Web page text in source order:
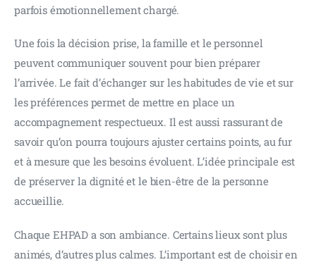
parfois émotionnellement chargé.
Une fois la décision prise, la famille et le personnel
peuvent communiquer souvent pour bien préparer
l’arrivée. Le fait d’échanger sur les habitudes de vie et sur
les préférences permet de mettre en place un
accompagnement respectueux. Il est aussi rassurant de
savoir qu’on pourra toujours ajuster certains points, au fur
et à mesure que les besoins évoluent. L’idée principale est
de préserver la dignité et le bien-être de la personne
accueillie.
Chaque EHPAD a son ambiance. Certains lieux sont plus
animés, d’autres plus calmes. L’important est de choisir en